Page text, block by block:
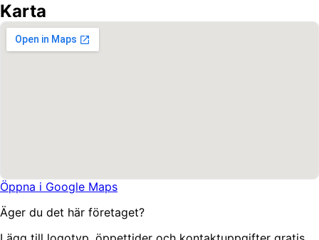
Karta
Öppna i Google Maps
Äger du det här företaget?